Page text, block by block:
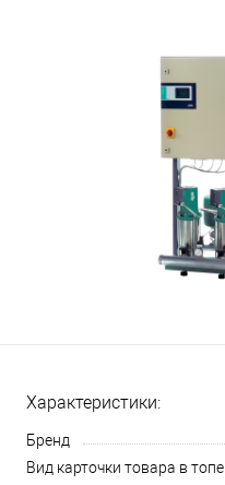
Характеристики:
Бренд
Вид карточки товара в топе